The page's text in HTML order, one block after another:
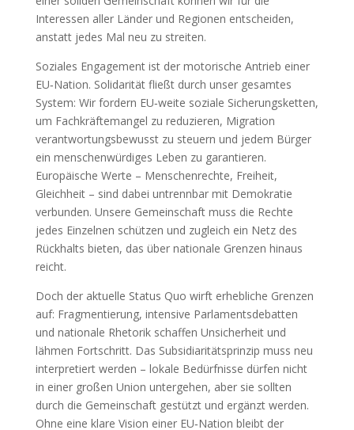
Interessen aller Länder und Regionen entscheiden,
anstatt jedes Mal neu zu streiten.
Soziales Engagement ist der motorische Antrieb einer
EU‑Nation. Solidarität fließt durch unser gesamtes
System: Wir fordern EU‑weite soziale Sicherungsketten,
um Fachkräftemangel zu reduzieren, Migration
verantwortungsbewusst zu steuern und jedem Bürger
ein menschenwürdiges Leben zu garantieren.
Europäische Werte – Menschenrechte, Freiheit,
Gleichheit – sind dabei untrennbar mit Demokratie
verbunden. Unsere Gemeinschaft muss die Rechte
jedes Einzelnen schützen und zugleich ein Netz des
Rückhalts bieten, das über nationale Grenzen hinaus
reicht.
Doch der aktuelle Status Quo wirft erhebliche Grenzen
auf: Fragmentierung, intensive Parlamentsdebatten
und nationale Rhetorik schaffen Unsicherheit und
lähmen Fortschritt. Das Subsidiaritätsprinzip muss neu
interpretiert werden – lokale Bedürfnisse dürfen nicht
in einer großen Union untergehen, aber sie sollten
durch die Gemeinschaft gestützt und ergänzt werden.
Ohne eine klare Vision einer EU‑Nation bleibt der